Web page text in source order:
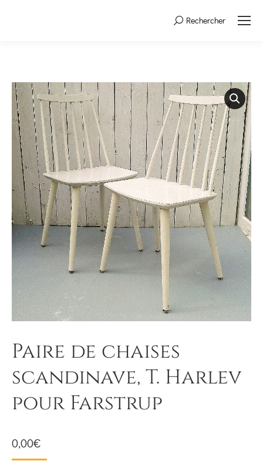
Search:Rechercher
Paire de chaises
scandinave, T. Harlev
pour Farstrup
0,00€